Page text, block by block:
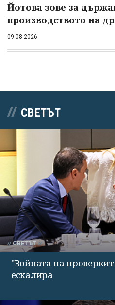
Йотова зове за
производството на
09.08.2026
СВЕТЪТ
СВЕТЪТ
"Войната на
ескалира